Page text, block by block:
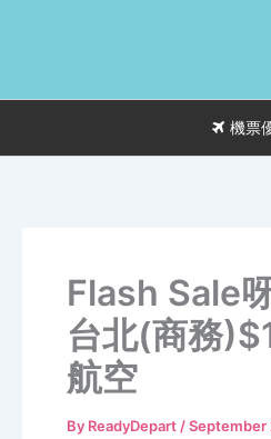
機票
Flash Sale
台北(商務
航空
By ReadyDepart /September